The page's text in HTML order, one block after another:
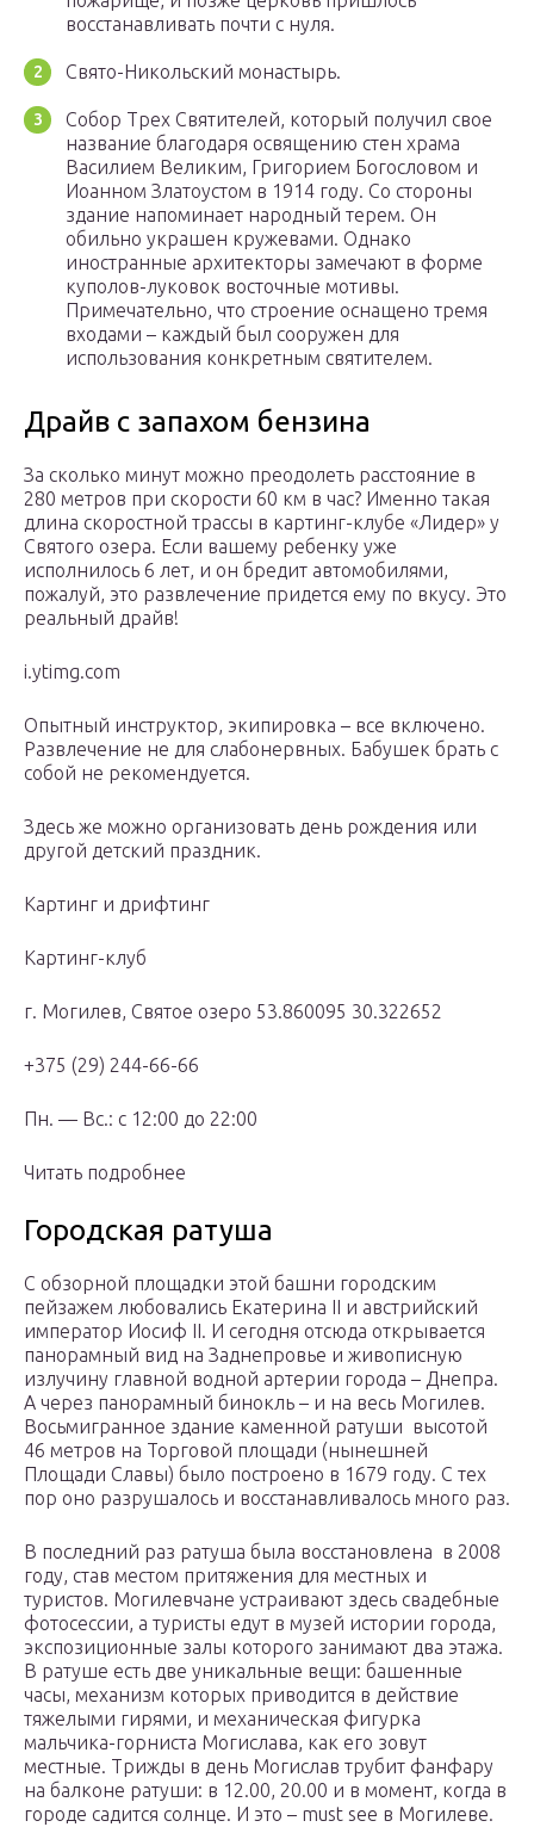
восстанавливать почти с нуля.
Свято-Никольский монастырь.
Собор Трех Святителей, который получил свое
название благодаря освящению стен храма
Василием Великим, Григорием Богословом и
Иоанном Златоустом в 1914 году. Со стороны
здание напоминает народный терем. Он
обильно украшен кружевами. Однако
иностранные архитекторы замечают в форме
куполов-луковок восточные мотивы.
Примечательно, что строение оснащено тремя
входами – каждый был сооружен для
использования конкретным святителем.
Драйв с запахом бензина
За сколько минут можно преодолеть расстояние в
280 метров при скорости 60 км в час? Именно такая
длина скоростной трассы в картинг-клубе «Лидер» у
Святого озера. Если вашему ребенку уже
исполнилось 6 лет, и он бредит автомобилями,
пожалуй, это развлечение придется ему по вкусу. Это
реальный драйв!
i.ytimg.com
Опытный инструктор, экипировка – все включено.
Развлечение не для слабонервных. Бабушек брать с
собой не рекомендуется.
Здесь же можно организовать день рождения или
другой детский праздник.
Картинг и дрифтинг
Картинг-клуб
г. Могилев, Святое озеро 53.860095 30.322652
+375 (29) 244-66-66
Пн. — Вс.: с 12:00 до 22:00
Читать подробнее
Городская ратуша
С обзорной площадки этой башни городским
пейзажем любовались Екатерина II и австрийский
император Иосиф II. И сегодня отсюда открывается
панорамный вид на Заднепровье и живописную
излучину главной водной артерии города – Днепра.
А через панорамный бинокль – и на весь Могилев.
Восьмигранное здание каменной ратуши высотой
46 метров на Торговой площади (нынешней
Площади Славы) было построено в 1679 году. С тех
пор оно разрушалось и восстанавливалось много раз.
В последний раз ратуша была восстановлена в 2008
году, став местом притяжения для местных и
туристов. Могилевчане устраивают здесь свадебные
фотосессии, а туристы едут в музей истории города,
экспозиционные залы которого занимают два этажа.
В ратуше есть две уникальные вещи: башенные
часы, механизм которых приводится в действие
тяжелыми гирями, и механическая фигурка
мальчика-горниста Могислава, как его зовут
местные. Трижды в день Могислав трубит фанфару
на балконе ратуши: в 12.00, 20.00 и в момент, когда в
городе садится солнце. И это – must see в Могилеве.